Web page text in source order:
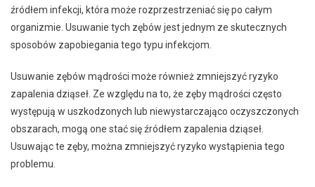
źródłem infekcji, która może rozprzestrzeniać się po całym
organizmie. Usuwanie tych zębów jest jednym ze skutecznych
sposobów zapobiegania tego typu infekcjom.
Usuwanie zębów mądrości może również zmniejszyć ryzyko
zapalenia dziąseł. Ze względu na to, że zęby mądrości często
występują w uszkodzonych lub niewystarczająco oczyszczonych
obszarach, mogą one stać się źródłem zapalenia dziąseł.
Usuwając te zęby, można zmniejszyć ryzyko wystąpienia tego
problemu.